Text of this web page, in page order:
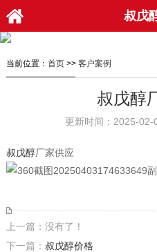
叔戊
当前位置： 首页>> 客户案例
叔戊醇
更新时间：2025-
叔戊醇厂家供应
上一篇：没有了！
下一篇： 叔戊醇价格